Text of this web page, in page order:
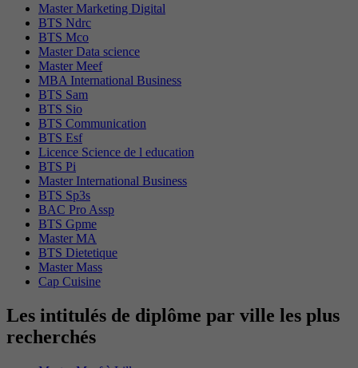
Master Marketing Digital
BTS Ndrc
BTS Mco
Master Data science
Master Meef
MBA International Business
BTS Sam
BTS Sio
BTS Communication
BTS Esf
Licence Science de l education
BTS Pi
Master International Business
BTS Sp3s
BAC Pro Assp
BTS Gpme
Master MA
BTS Dietetique
Master Mass
Cap Cuisine
Les intitulés de diplôme par ville les plus
recherchés